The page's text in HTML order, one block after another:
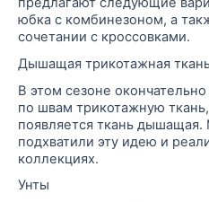
юбка с комбинезоном, а
сочетании с кроссовками.
Дышащая трикотажная
В этом сезоне
по швам трикотажную
появляется ткань
подхватили эту идею и
коллекциях.
Унты